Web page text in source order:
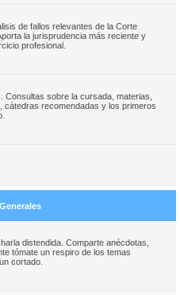
de fallos relevantes de la Corte
la jurisprudencia más reciente y
profesional.
Consultas sobre la cursada, materias,
cátedras recomendadas y los primeros
distendida. Comparte anécdotas,
tómate un respiro de los temas
cortado.